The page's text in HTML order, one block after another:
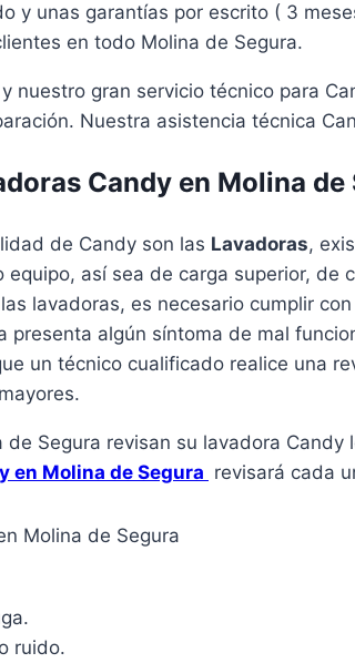
y unas garantías por escrito ( 3
en todo Molina de Segura.
nuestro gran servicio técnico para
Nuestra asistencia técnica
Candy en Molina de
de Candy son las Lavadoras,
equipo, así sea de carga superior,
lavadoras, es necesario cumplir
presenta algún síntoma de mal
un técnico cualificado realice una
de Segura revisan su lavadora
en Molina de Segura revisará cada
ruido.